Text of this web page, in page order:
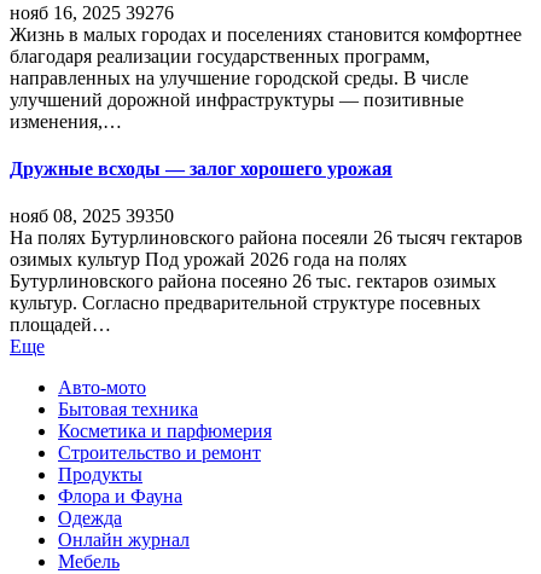
нояб 16, 2025 39276
Жизнь в малых городах и поселениях становится комфортнее
благодаря реализации государственных программ,
направленных на улучшение городской среды. В числе
улучшений дорожной инфраструктуры — позитивные
изменения,…
Дружные всходы — залог хорошего урожая
нояб 08, 2025 39350
На полях Бутурлиновского района посеяли 26 тысяч гектаров
озимых культур Под урожай 2026 года на полях
Бутурлиновского района посеяно 26 тыс. гектаров озимых
культур. Согласно предварительной структуре посевных
площадей…
Еще
Авто-мото
Бытовая техника
Косметика и парфюмерия
Строительство и ремонт
Продукты
Флора и Фауна
Одежда
Онлайн журнал
Мебель